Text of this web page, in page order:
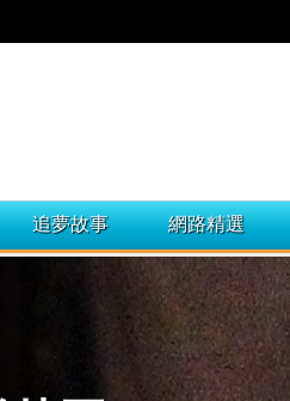
追夢故事 網路精選